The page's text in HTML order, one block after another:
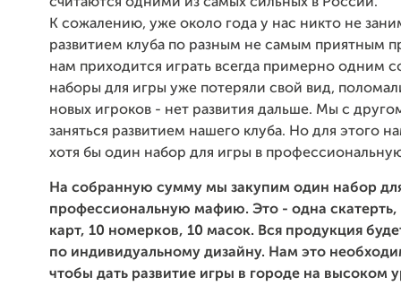
К сожалению, уже около года у нас никто не
развитием клуба по разным не самым приятным
нам приходится играть всегда примерно одним
наборы для игры уже потеряли свой вид,
новых игроков - нет развития дальше. Мы с
заняться развитием нашего клуба. Но для этого
хотя бы один набор для игры в
На собранную сумму мы закупим один набор
профессиональную мафию. Это - одна скатерть,
карт, 10 номерков, 10 масок. Вся продукция
по индивидуальному дизайну. Нам это
чтобы дать развитие игры в городе на высоком